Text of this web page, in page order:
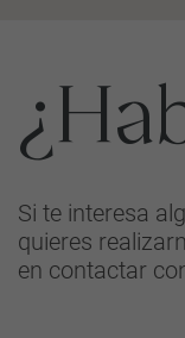
Si te interesa
quieres
en contactar